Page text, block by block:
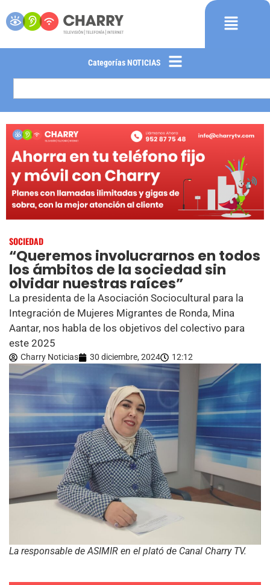
Categorías NOTICIAS
SOCIEDAD
“Queremos involucrarnos en todos
los ámbitos de la sociedad sin
olvidar nuestras raíces”
La presidenta de la Asociación Sociocultural para la
Integración de Mujeres Migrantes de Ronda, Mina
Aantar, nos habla de los objetivos del colectivo para
este 2025
Charry Noticias 30 diciembre, 2024 12:12
La responsable de ASIMIR en el plató de Canal Charry TV.